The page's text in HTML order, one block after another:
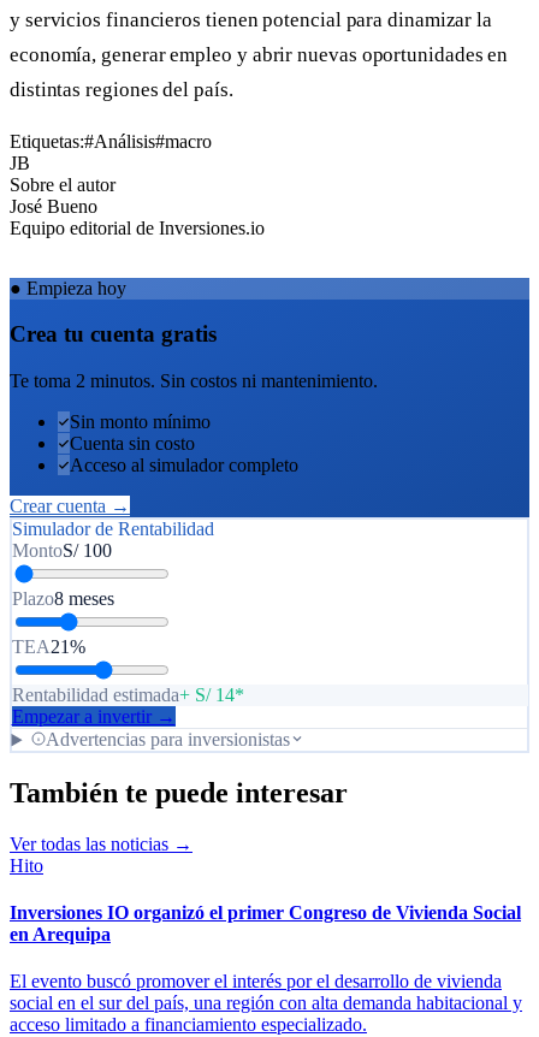
y servicios financieros tienen potencial para dinamizar la
economía, generar empleo y abrir nuevas oportunidades en
distintas regiones del país.
Etiquetas:#Análisis#macro
JB
Sobre el autor
José Bueno
Equipo editorial de Inversiones.io
● Empieza hoy
Crea tu cuenta gratis
Te toma 2 minutos. Sin costos ni mantenimiento.
Sin monto mínimo
Cuenta sin costo
Acceso al simulador completo
Crear cuenta →
Simulador de Rentabilidad
MontoS/ 100
Plazo8 meses
TEA21%
Rentabilidad estimada+ S/ 14*
Empezar a invertir →
Advertencias para inversionistas
También te puede interesar
Ver todas las noticias →
Hito
Inversiones IO organizó el primer Congreso de Vivienda Social
en Arequipa
El evento buscó promover el interés por el desarrollo de vivienda
social en el sur del país, una región con alta demanda habitacional y
acceso limitado a financiamiento especializado.